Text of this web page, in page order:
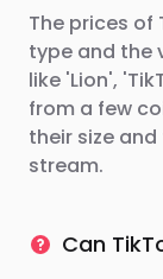
The prices of
type and the
like 'Lion',
from a few
their size
stream.
Can